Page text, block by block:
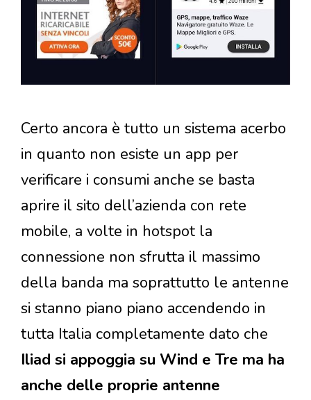
Certo ancora è tutto un sistema acerbo
in quanto non esiste un app per
verificare i consumi anche se basta
aprire il sito dell’azienda con rete
mobile, a volte in hotspot la
connessione non sfrutta il massimo
della banda ma soprattutto le antenne
si stanno piano piano accendendo in
tutta Italia completamente dato che
Iliad si appoggia su Wind e Tre ma ha
anche delle proprie antenne